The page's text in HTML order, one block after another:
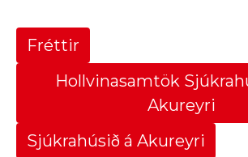
Fréttir
Hollvinasamtök
Akureyri
Sjúkrahúsið á Akureyri